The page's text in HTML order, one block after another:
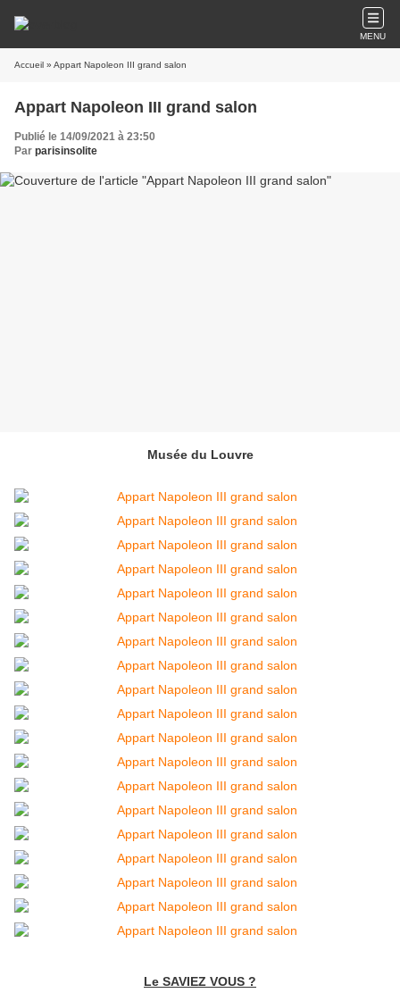
MENU
Accueil » Appart Napoleon III grand salon
Appart Napoleon III grand salon
Publié le 14/09/2021 à 23:50
Par parisinsolite
Musée du Louvre
Le SAVIEZ VOUS ?